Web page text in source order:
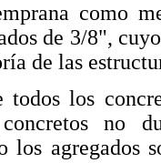
como
de 3/8",
de las
todos los
no
los agregados